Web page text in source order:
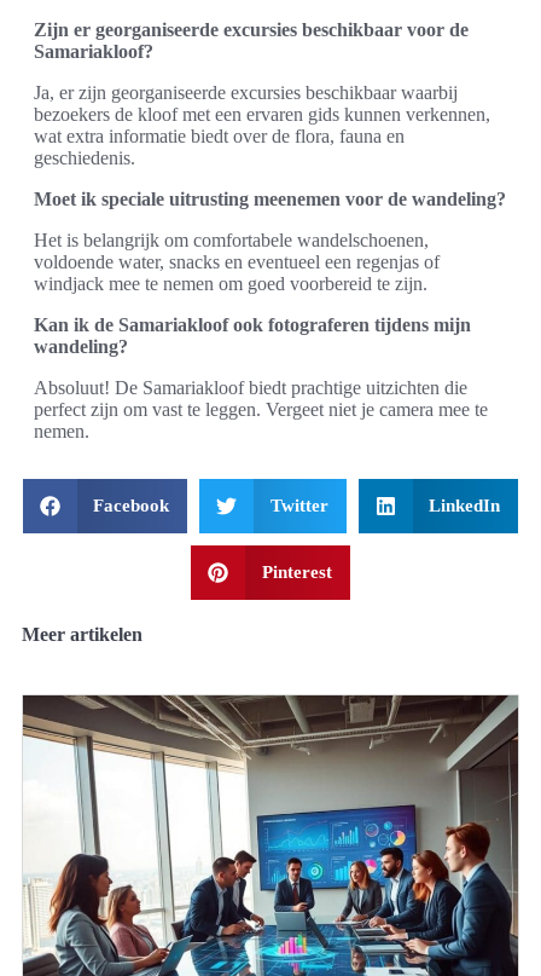
Zijn er georganiseerde excursies beschikbaar voor de
Samariakloof?
Ja, er zijn georganiseerde excursies beschikbaar waarbij
bezoekers de kloof met een ervaren gids kunnen verkennen,
wat extra informatie biedt over de flora, fauna en
geschiedenis.
Moet ik speciale uitrusting meenemen voor de wandeling?
Het is belangrijk om comfortabele wandelschoenen,
voldoende water, snacks en eventueel een regenjas of
windjack mee te nemen om goed voorbereid te zijn.
Kan ik de Samariakloof ook fotograferen tijdens mijn
wandeling?
Absoluut! De Samariakloof biedt prachtige uitzichten die
perfect zijn om vast te leggen. Vergeet niet je camera mee te
nemen.
Facebook Twitter LinkedIn
Pinterest
Meer artikelen